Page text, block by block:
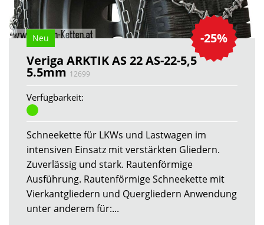
-25%
Neu
Veriga ARKTIK AS 22 AS-22-5,5
5.5mm 12699
Verfügbarkeit:
Schneekette für LKWs und Lastwagen im
intensiven Einsatz mit verstärkten Gliedern.
Zuverlässig und stark. Rautenförmige
Ausführung. Rautenförmige Schneekette mit
Vierkantgliedern und Quergliedern Anwendung
unter anderem für:...